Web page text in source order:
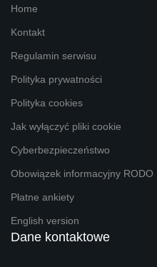
Home
Kontakt
Regulamin serwisu
Polityka prywatności
Polityka cookies
Jak wyłączyć pliki cookie
Cyberbezpieczeństwo
Obowiązek informacyjny RODO
Płatne ankiety
English version
Dane kontaktowe